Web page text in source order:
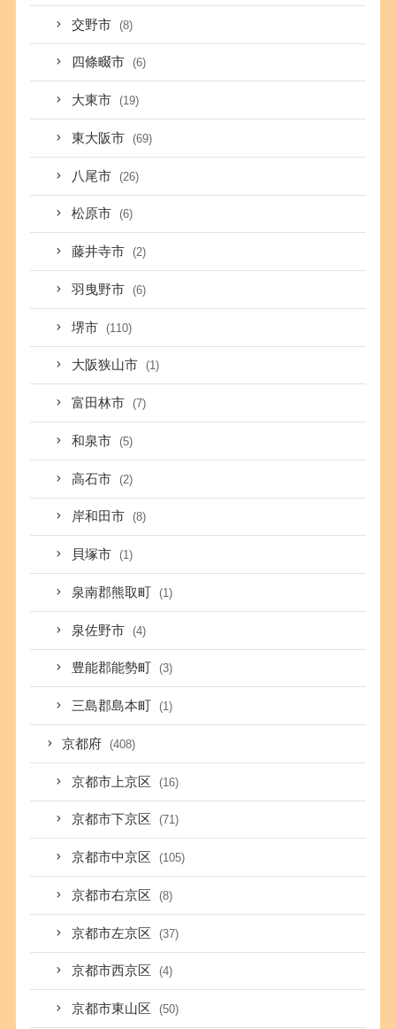
交野市 (8)
四條畷市 (6)
大東市 (19)
東大阪市 (69)
八尾市 (26)
松原市 (6)
藤井寺市 (2)
羽曳野市 (6)
堺市 (110)
大阪狭山市 (1)
富田林市 (7)
和泉市 (5)
高石市 (2)
岸和田市 (8)
貝塚市 (1)
泉南郡熊取町 (1)
泉佐野市 (4)
豊能郡能勢町 (3)
三島郡島本町 (1)
京都府 (408)
京都市上京区 (16)
京都市下京区 (71)
京都市中京区 (105)
京都市右京区 (8)
京都市左京区 (37)
京都市西京区 (4)
京都市東山区 (50)